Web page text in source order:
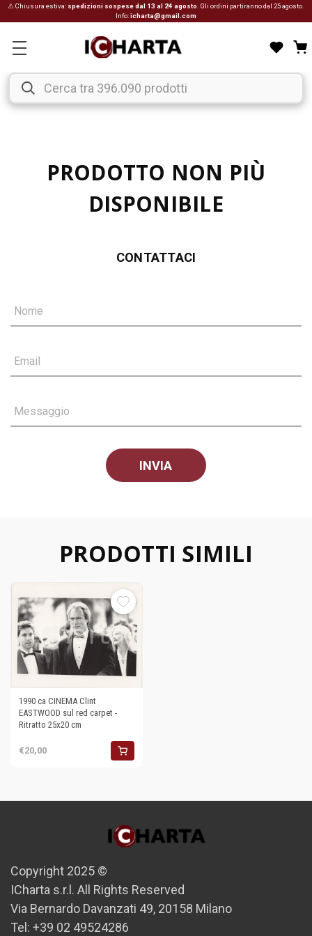
⚠ Chiusura estiva: spedizioni sospese dal 13 al 24 agosto . Gli ordini partiranno dal 25 agosto.
Info:icharta@gmail.com
PRODOTTO NON PIÙ
DISPONIBILE
CONTATTACI
Nome
Email
Messaggio
PRODOTTI SIMILI
1990 ca CINEMA Clint
EASTWOOD sul red carpet -
Ritratto 25x20 cm
€20,00
Copyright 2025 ©
ICharta s.r.l. All Rights Reserved
Via Bernardo Davanzati 49, 20158 Milano
Tel: +39 02 49524286